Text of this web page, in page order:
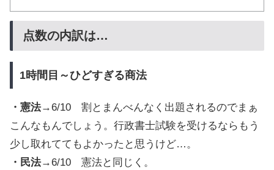
点数の内訳は…
1時間目～ひどすぎる商法
・憲法→6/10 割とまんべんなく出題されるのでまぁ
こんなもんでしょう。行政書士試験を受けるならもう
少し取れててもよかったと思うけど…。
・民法→6/10 憲法と同じく。